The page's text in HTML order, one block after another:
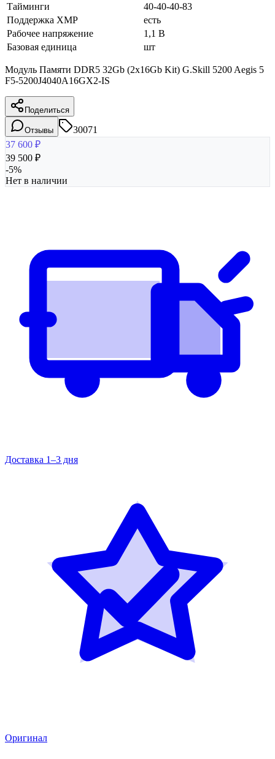
Тайминги
40-40-40-83
Поддержка XMP
есть
Рабочее напряжение
1,1 В
Базовая единица
шт
Модуль Памяти DDR5 32Gb (2x16Gb Kit) G.Skill 5200 Aegis 5
F5-5200J4040A16GX2-IS
Поделиться
Отзывы
30071
37 600 ₽
39 500 ₽
-5%
Нет в наличии
Доставка 1–3 дня
Оригинал